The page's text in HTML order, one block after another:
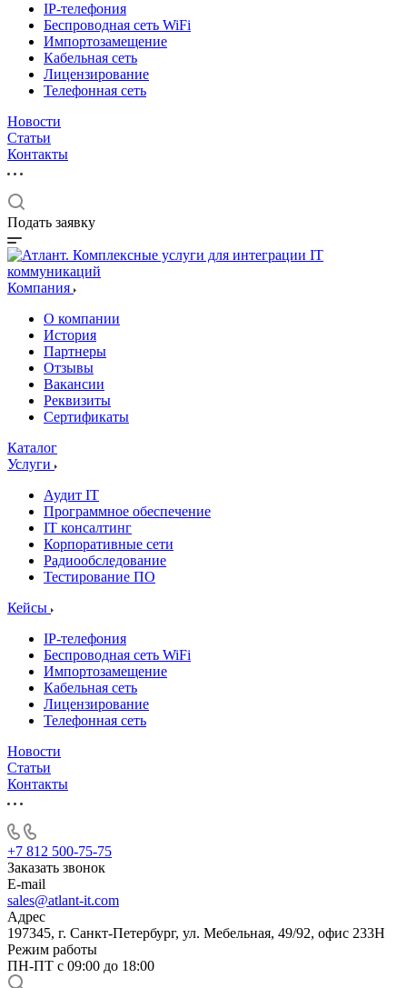
IP-телефония
Беспроводная сеть WiFi
Импортозамещение
Кабельная сеть
Лицензирование
Телефонная сеть
Новости
Статьи
Контакты
Подать заявку
Компания
О компании
История
Партнеры
Отзывы
Вакансии
Реквизиты
Сертификаты
Каталог
Услуги
Аудит IT
Программное обеспечение
IT консалтинг
Корпоративные сети
Радиообследование
Тестирование ПО
Кейсы
IP-телефония
Беспроводная сеть WiFi
Импортозамещение
Кабельная сеть
Лицензирование
Телефонная сеть
Новости
Статьи
Контакты
+7 812 500-75-75
Заказать звонок
E-mail
sales@atlant-it.com
Адрес
197345, г. Санкт-Петербург, ул. Мебельная, 49/92, офис 233Н
Режим работы
ПН-ПТ с 09:00 до 18:00